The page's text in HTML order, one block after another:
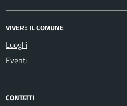
VIVERE IL COMUNE
Luoghi
Eventi
CONTATTI